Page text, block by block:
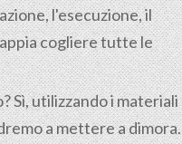
l'esecuzione, il
cogliere tutte le
Sì, utilizzando i materiali
a mettere a dimora.